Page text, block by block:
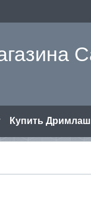
Купить Дримлаш